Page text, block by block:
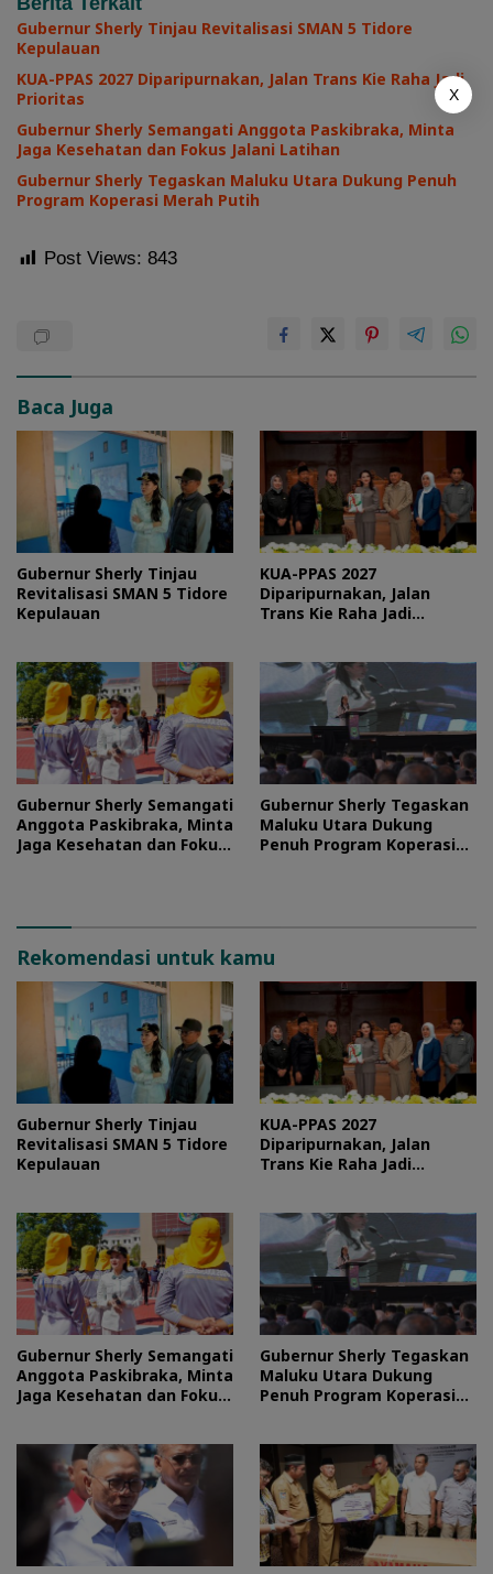
Gubernur Sherly Tinjau Revitalisasi SMAN 5 Tidore
Kepulauan
KUA-PPAS 2027 Diparipurnakan, Jalan Trans Kie Raha Jadi
Prioritas
Gubernur Sherly Semangati Anggota Paskibraka, Minta
Jaga Kesehatan dan Fokus Jalani Latihan
Gubernur Sherly Tegaskan Maluku Utara Dukung Penuh
Program Koperasi Merah Putih
Post Views: 843
Baca Juga
Gubernur Sherly Tinjau
Revitalisasi SMAN 5 Tidore
Kepulauan
KUA-PPAS 2027
Diparipurnakan, Jalan
Trans Kie Raha Jadi
Gubernur Sherly Semangati
Anggota Paskibraka, Minta
Jaga Kesehatan dan Fokus
Gubernur Sherly Tegaskan
Maluku Utara Dukung
Penuh Program Koperasi
Rekomendasi untuk kamu
Gubernur Sherly Tinjau
Revitalisasi SMAN 5 Tidore
Kepulauan
KUA-PPAS 2027
Diparipurnakan, Jalan
Trans Kie Raha Jadi
Gubernur Sherly Semangati
Anggota Paskibraka, Minta
Jaga Kesehatan dan Fokus
Gubernur Sherly Tegaskan
Maluku Utara Dukung
Penuh Program Koperasi
X